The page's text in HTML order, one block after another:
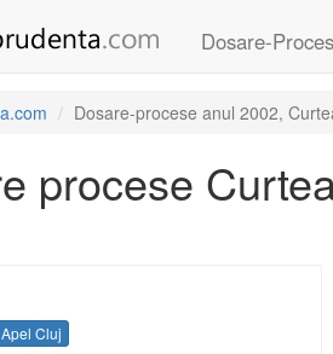
Dosare-
Dosare-procese anul 2002,
procese
Cluj